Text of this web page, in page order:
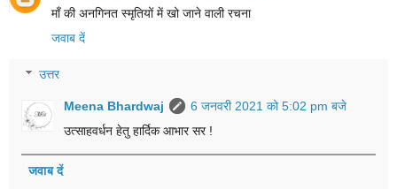
माँ की अनगिनत स्मृतियों में खो जाने वाली रचना
जवाब दें
उत्तर
Meena Bhardwaj
6 जनवरी 2021 को 5:02 pm बजे
उत्साहवर्धन हेतु हार्दिक आभार सर !
जवाब दें